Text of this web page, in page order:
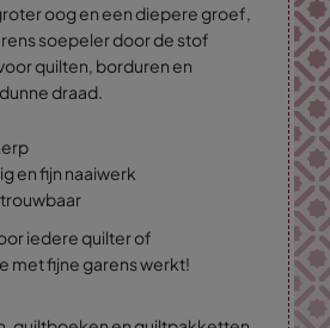
oog en een diepere groef,
soepeler door de stof
quilten, borduren en
draad.
en fijn naaiwerk
iedere quilter of
met fijne garens werkt!